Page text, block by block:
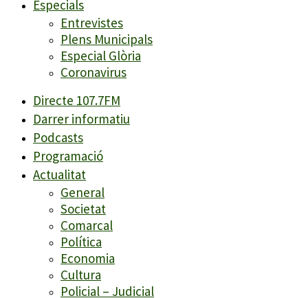
Especials
Entrevistes
Plens Municipals
Especial Glòria
Coronavirus
Directe 107.7FM
Darrer informatiu
Podcasts
Programació
Actualitat
General
Societat
Comarcal
Política
Economia
Cultura
Policial – Judicial